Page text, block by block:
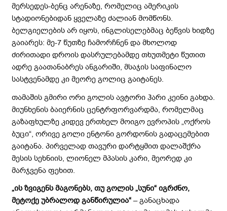
მერსედეს-ბენც არენაზე, რომელიც ამერიკის
სტადიონებიდან ყველაზე ძალიან მომწონს.
ბელგიელების არ იყოს, ინგლისელებმაც ბეწვის ხიდზე
გაიარეს: მე-7 წუთზე ჩამორჩნენ და მხოლოდ
ძირითადი დროის დასრულებამდე თხუთმეტი წუთით
ადრე გაათანაბრეს ანგარიში, მსაჯის საფინალო
სასტვენამდე კი მეორე გოლიც გაიტანეს.
თამაშის გმირი ორი გოლის ავტორი ჰარი კეინი გახდა.
მიუნხენის ბაიერნის ცენტრფორვარდმა, რომელმაც
გაზაფხულზე კიდევ ერთხელ მოიგო ევროპის „ოქროს
ბუცი“, ორივე გოლი ენტონი გორდონის გადაცემებით
გაიტანა. პირველად თავური დარტყმით დალაშქრა
მესის სეხნიის, ლიონელ მპასის კარი, მეორედ კი
მარჯვენა ფეხით.
„ის ზვიგენს მაგონებს, თუ გოლის „სუნი“ იგრძნო,
მეტოქე უბრალოდ განწირულია“– განაცხადა